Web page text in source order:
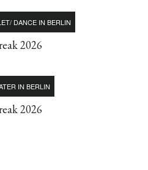
DANCE IN BERLIN
2026
IN BERLIN
2026